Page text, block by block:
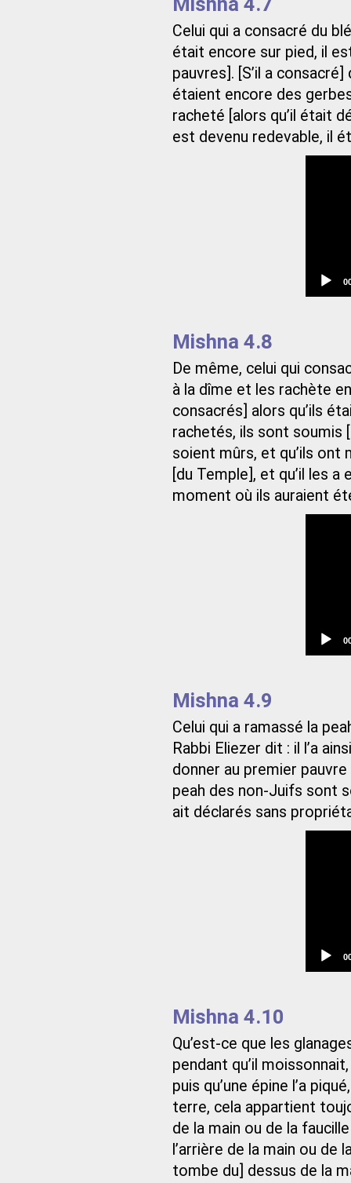
Celui qui a consacré du
était encore sur pied, il
pauvres]. [S’il a
étaient encore des
racheté [alors qu’il était
est devenu redevable, il
Mishna 4.8
De même, celui qui
à la dîme et les rachète
consacrés] alors qu’ils
rachetés, ils sont soumis
soient mûrs, et qu’ils ont
[du Temple], et qu’il les
moment où ils auraient
Mishna 4.9
Celui qui a ramassé la
Rabbi Eliezer dit : il l’a
donner au premier
peah des non-Juifs sont
ait déclarés sans
Mishna 4.10
Qu’est-ce que les
pendant qu’il
puis qu’une épine l’a
terre, cela appartient
de la main ou de la
l’arrière de la main ou
tombe du] dessus de la